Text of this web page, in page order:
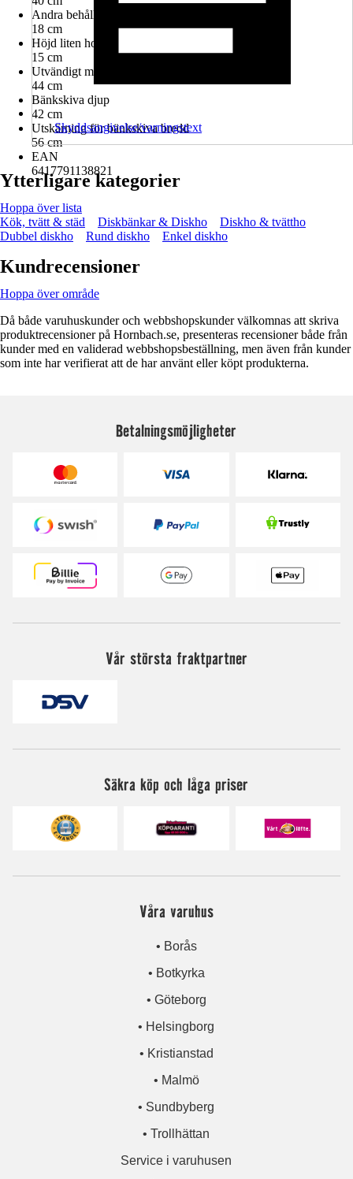
Andra behållarens bredd
18 cm
Höjd liten ho
15 cm
Utvändigt mått djup
44 cm
Bänkskiva djup
42 cm
Utskärning för bänkskiva bredd
56 cm
EAN
6417791138821
Skyddsangivelse/varningstext
Ytterligare kategorier
Hoppa över lista
Kök, tvätt & städ
Diskbänkar & Diskho
Diskho & tvättho
Dubbel diskho
Rund diskho Enkel diskho
Kundrecensioner
Hoppa över område
Då både varuhuskunder och webbshopskunder välkomnas att skriva
produktrecensioner på Hornbach.se, presenteras recensioner både från
kunder med en validerad webbshopsbeställning, men även från kunder
som inte har verifierat att de har använt eller köpt produkterna.
Betalningsmöjligheter
Vår största fraktpartner
Säkra köp och låga priser
Våra varuhus
• Borås
• Botkyrka
• Göteborg
• Helsingborg
• Kristianstad
• Malmö
• Sundbyberg
• Trollhättan
Service i varuhusen